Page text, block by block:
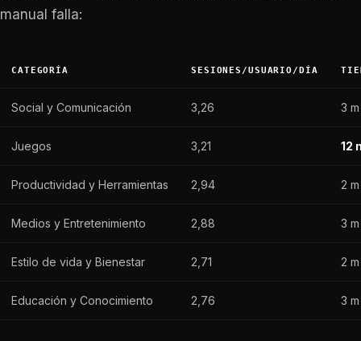
manual falla:
CATEGORÍA SESIONES/USUARIO/DÍA
Social y Comunicación 3,26 3
Juegos 3,21 12
Productividad y Herramientas 2,94 2
Medios y Entretenimiento 2,88 3
Estilo de vida y Bienestar 2,71 2
Educación y Conocimiento 2,76 3